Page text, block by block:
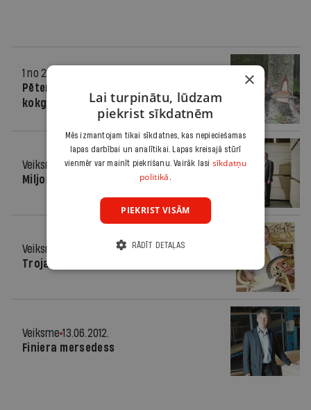
1 no 2 miljoniem
Pēteris Ķepītis, zelta medaļa
kokgāzēju čempionātā
Veiksme
12.12.2012.
Miljonus vērtā mežu nezāle
Veiksme
Trojas zirga noslēpums
Veiksme 13.06.2012.
Finiera mersedess
×
Lai turpinātu, lūdzam
piekrist sīkdatnēm
Mēs izmantojam tikai sīkdatnes, kas nepieciešamas
lapas darbībai un analītikai. Lapas kreisajā stūrī
vienmēr var mainīt piekrišanu. Vairāk lasi sīkdatņu
politikā.
PIEKRIST VISĀM
RĀDĪT DETAĻAS